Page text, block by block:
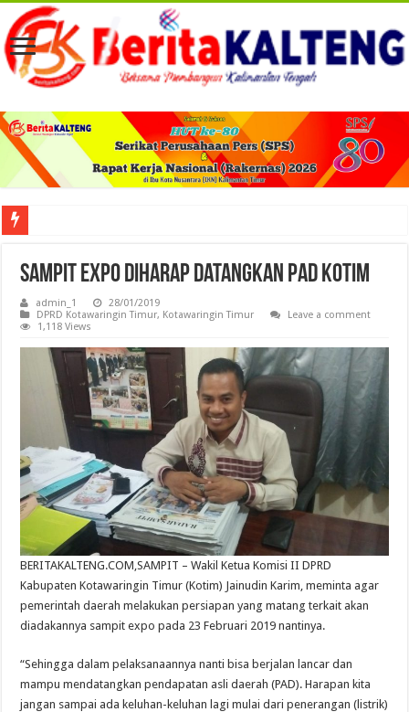
Sampit Expo Diharap Datangkan PAD Kotim
admin_1
28/01/2019
DPRD Kotawaringin Timur, Kotawaringin Timur
Leave a comment
1,118 Views
BERITAKALTENG.COM,SAMPIT – Wakil Ketua Komisi II DPRD
Kabupaten Kotawaringin Timur (Kotim) Jainudin Karim, meminta agar
pemerintah daerah melakukan persiapan yang matang terkait akan
diadakannya sampit expo pada 23 Februari 2019 nantinya.
“Sehingga dalam pelaksanaannya nanti bisa berjalan lancar dan
mampu mendatangkan pendapatan asli daerah (PAD). Harapan kita
jangan sampai ada keluhan-keluhan lagi mulai dari penerangan (listrik)